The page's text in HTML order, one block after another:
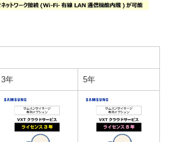
3年 5年